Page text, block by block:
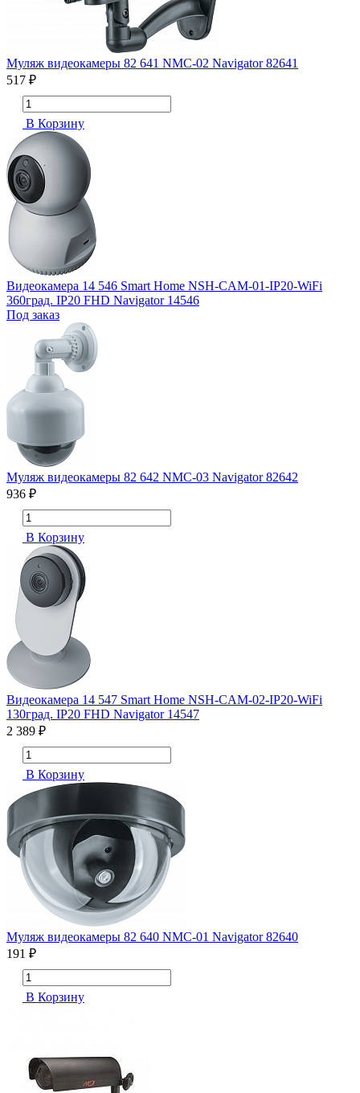
Муляж видеокамеры 82 641 NMC-02 Navigator 82641
517 ₽
В Корзину
Видеокамера 14 546 Smart Home NSH-CAM-01-IP20-WiFi
360град. IP20 FHD Navigator 14546
Под заказ
Муляж видеокамеры 82 642 NMC-03 Navigator 82642
936 ₽
В Корзину
Видеокамера 14 547 Smart Home NSH-CAM-02-IP20-WiFi
130град. IP20 FHD Navigator 14547
2 389 ₽
В Корзину
Муляж видеокамеры 82 640 NMC-01 Navigator 82640
191 ₽
В Корзину